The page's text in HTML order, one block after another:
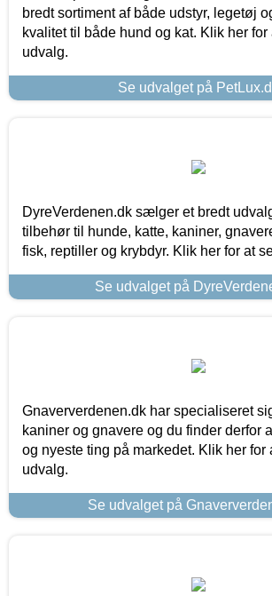
bredt sortiment af både udstyr, legetøj
kvalitet til både hund og kat. Klik her for
udvalg.
Se udvalget på
DyreVerdenen.dk sælger et bredt
tilbehør til hunde, katte, kaniner,
fisk, reptiller og krybdyr. Klik her for at
Se udvalget på
Gnaververdenen.dk har specialiseret
kaniner og gnavere og du finder derfor
og nyeste ting på markedet. Klik her for
udvalg.
Se udvalget på